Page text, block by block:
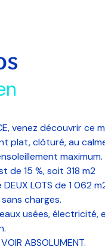
venez découvrir ce
plat, clôturé, au
maximum.
de 15 %, soit 318 m2
LOTS de 1 062
charges.
usées, électricité,
ABSOLUMENT.